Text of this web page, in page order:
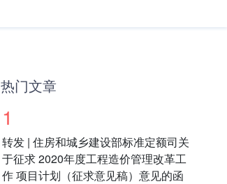
热门文章
1
转发 | 住房和城乡建设部标准定额司关
于征求 2020年度工程造价管理改革工
作 项目计划（征求意见稿）意见的函